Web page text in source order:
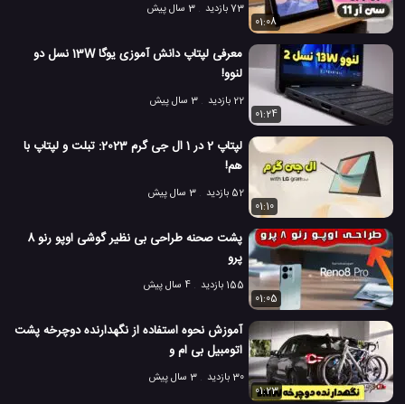
73 بازدید
3 سال پیش
01:08
معرفی لپتاپ دانش آموزی یوگا 13W نسل دو
لنوو!
22 بازدید
3 سال پیش
01:24
لپتاپ 2 در 1 ال جی گرم 2023: تبلت و لپتاپ با
هم!
52 بازدید
3 سال پیش
01:10
پشت صحنه طراحی بی نظیر گوشی اوپو رنو 8
پرو
155 بازدید
4 سال پیش
01:05
آموزش نحوه استفاده از نگهدارنده دوچرخه پشت
اتومبیل بی ام و
30 بازدید
3 سال پیش
01:23